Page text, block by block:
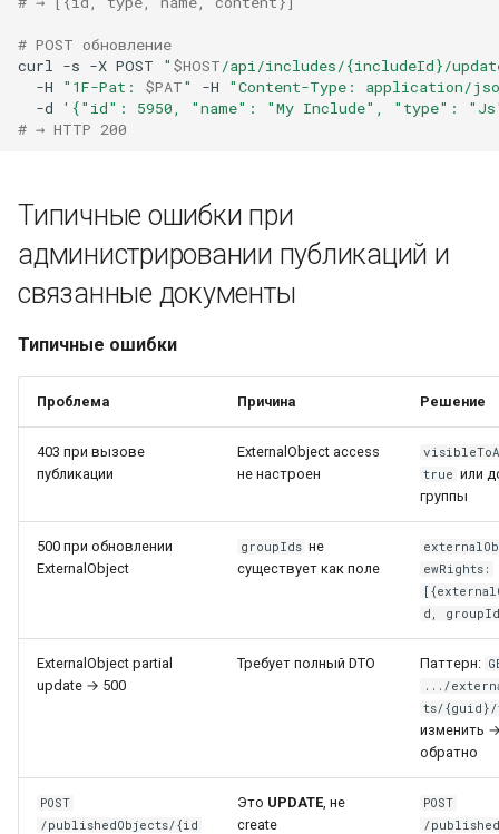
# POST обновление
curl
-s -X POST " $HOST/api/includes/{includeId}/
-H
"1F-Pat: $PAT" -H
"Content-Type: application/
-d
'{"id": 5950, "name": "My Include", "type":
# → HTTP 200
Типичные ошибки при
администрировании публикаций и
связанные документы
Типичные ошибки
Проблема Причина Решение
403 при вызове
публикации
ExternalObject access
не настроен
true или
группы
500 при обновлении
ExternalObject
groupIds не
существует как поле
ewRights:
d,
ExternalObject partial
update → 500
Требует полный DTO Паттерн:
.../
ts/
изменить
обратно
POST
/publishedObjects/{id
Это UPDATE, не
create
POST
/